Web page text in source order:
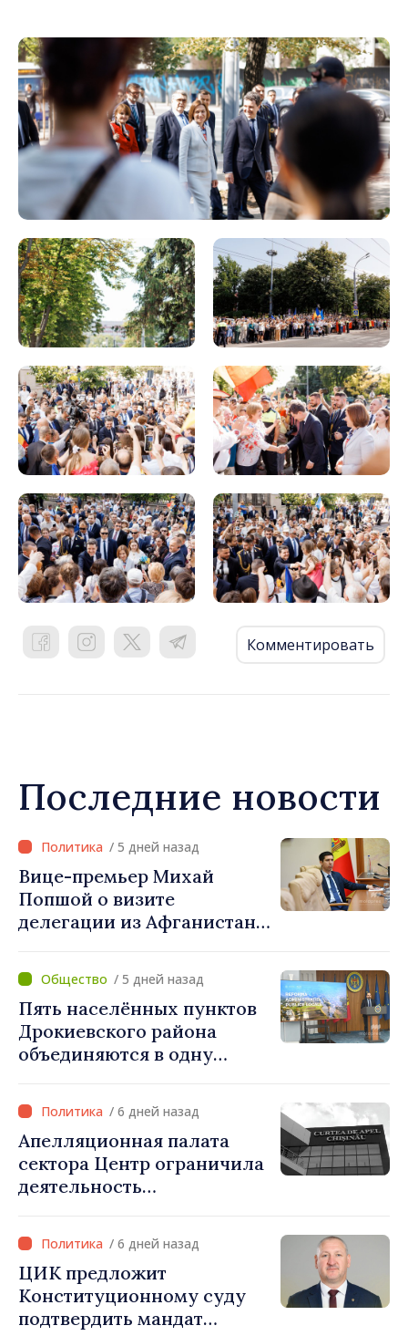
Комментировать
Последние новости
/ 5 дней назад
Вице-премьер Михай
Попшой о визите
делегации из Афганистана:
были строго соблюдены.
Нарушений
законодательных норм
выявлено не было»
/ 5 дней назад
Пять населённых пунктов
Дрокиевского района
объединяются в одну
укрупнение при поддержке
стимулирующих выплат
свыше 28 миллионов леев
от правительства
/ 6 дней назад
Апелляционная палата
сектора Центр ограничила
деятельность
«Сердце Молдовы» на один
год
/ 6 дней назад
ЦИК предложит
Конституционному суду
подтвердить мандат